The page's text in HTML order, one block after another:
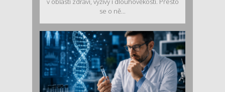
se o ně...